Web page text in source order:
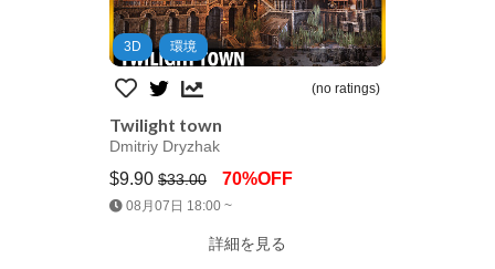
3D 環境
(no ratings)
Twilight town
Dmitriy Dryzhak
$9.90 $33.00 70%OFF
08月07日 18:00 ~
詳細を見る
Jump AssetStore